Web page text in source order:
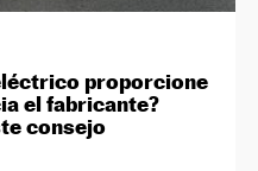
proporcione
el fabricante?
consejo